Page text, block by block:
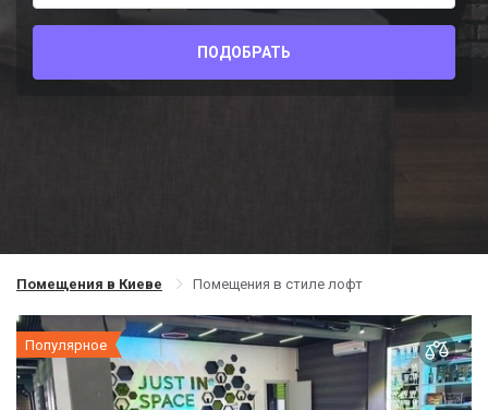
ПОДОБРАТЬ
Помещения в Киеве Помещения в стиле лофт
Популярное